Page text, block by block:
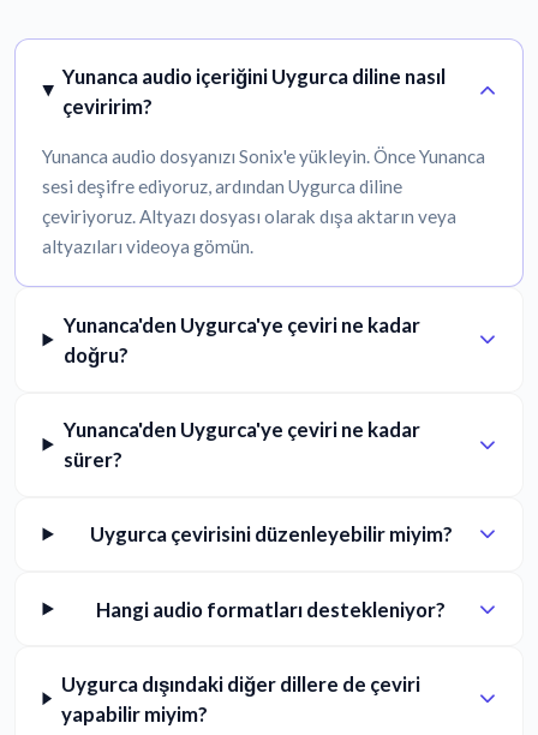
Yunanca audio içeriğini Uygurca diline nasıl
çeviririm?
Yunanca audio dosyanızı Sonix'e yükleyin. Önce Yunanca
sesi deşifre ediyoruz, ardından Uygurca diline
çeviriyoruz. Altyazı dosyası olarak dışa aktarın veya
altyazıları videoya gömün.
Yunanca'den Uygurca'ye çeviri ne kadar
doğru?
Yunanca'den Uygurca'ye çeviri ne kadar
sürer?
Uygurca çevirisini düzenleyebilir miyim?
Hangi audio formatları destekleniyor?
Uygurca dışındaki diğer dillere de çeviri
yapabilir miyim?